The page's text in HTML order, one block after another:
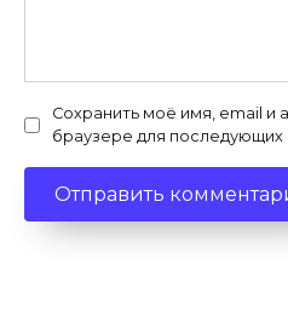
Сохранить моё имя, email и
браузере для